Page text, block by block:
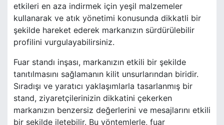
etkileri en aza indirmek için yeşil malzemeler
kullanarak ve atık yönetimi konusunda dikkatli bir
şekilde hareket ederek markanızın sürdürülebilir
profilini vurgulayabilirsiniz.
Fuar standı inşası, markanızın etkili bir şekilde
tanıtılmasını sağlamanın kilit unsurlarından biridir.
Sıradışı ve yaratıcı yaklaşımlarla tasarlanmış bir
stand, ziyaretçilerinizin dikkatini çekerken
markanızın benzersiz değerlerini ve mesajlarını etkili
bir şekilde iletebilir. Bu yöntemlerle, fuar